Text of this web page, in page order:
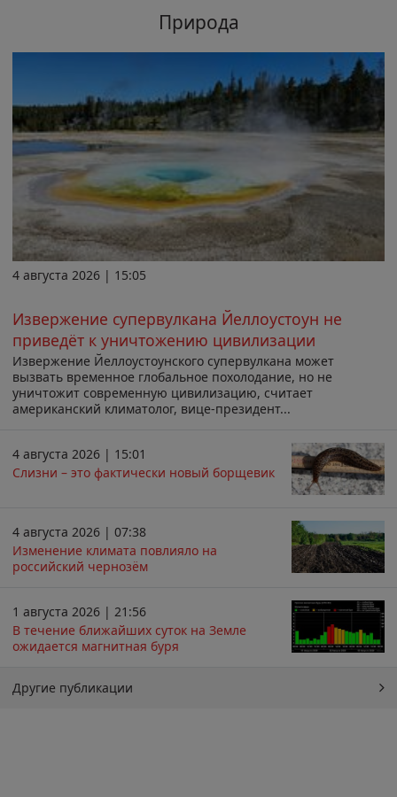
Природа
4 августа 2026 | 15:05
Извержение супервулкана Йеллоустоун не
приведёт к уничтожению цивилизации
Извержение Йеллоустоунского супервулкана может
вызвать временное глобальное похолодание, но не
уничтожит современную цивилизацию, считает
американский климатолог, вице-президент...
4 августа 2026 | 15:01
Слизни – это фактически новый борщевик
4 августа 2026 | 07:38
Изменение климата повлияло на
российский чернозём
1 августа 2026 | 21:56
В течение ближайших суток на Земле
ожидается магнитная буря
Другие публикации